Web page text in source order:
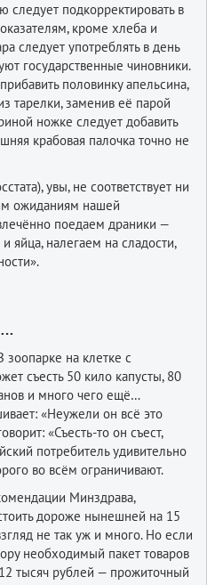
следует подкорректировать в
кроме хлеба и
следует употреблять в день
государственные чиновники.
половинку апельсина,
тарелки, заменив её парой
ножке следует добавить
крабовая палочка точно не
увы, не соответствует ни
ожиданиям нашей
поедаем драники —
яйца, налегаем на сладости,
на клетке с
съесть 50 кило капусты, 80
и много чего ещё…
«Неужели он всё это
«Съесть-то он съест,
потребитель удивительно
во всём ограничивают.
Минздрава,
дороже нынешней на 15
не так уж и много. Но если
необходимый пакет товаров
тысяч рублей — прожиточный